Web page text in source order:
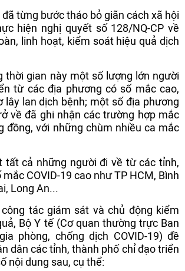
từng bước tháo bỏ giãn cách xã hội
hiện nghị quyết số 128/NQ-CP về
linh hoạt, kiểm soát hiệu quả dịch
thời gian này một số lượng lớn người
từ các địa phương có số mắc cao,
lây lan dịch bệnh; một số địa phương
về đã ghi nhận các trường hợp mắc
đồng, với những chùm nhiều ca mắc
tất cả những người đi về từ các tỉnh,
COVID-19 cao như TP HCM, Bình
Long An...
tác giám sát và chủ động kiểm
Bộ Y tế (Cơ quan thường trực Ban
phòng, chống dịch COVID-19) đề
dân các tỉnh, thành phố chỉ đạo triển
nội dung sau, cụ thể: